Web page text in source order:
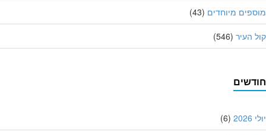
מיוחדים(43)
העיר(546)
(6)